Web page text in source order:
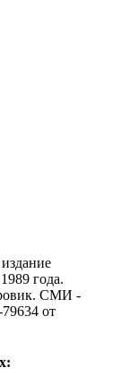
года.
CМИ -
от